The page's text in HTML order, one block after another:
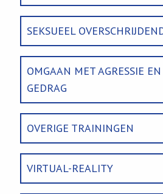
SEKSUEEL
OMGAAN MET AGRESSIE
GEDRAG
OVERIGE TRAININGEN
VIRTUAL-REALITY